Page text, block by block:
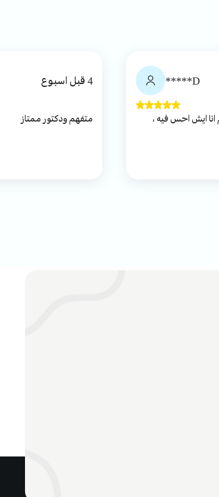
D*****
الله يسعده ما قصر معاي شخص حالتي وفهم انا ايش احس فيه ،
4 قبل اسبوع
متفهم ودكتور ممتاز